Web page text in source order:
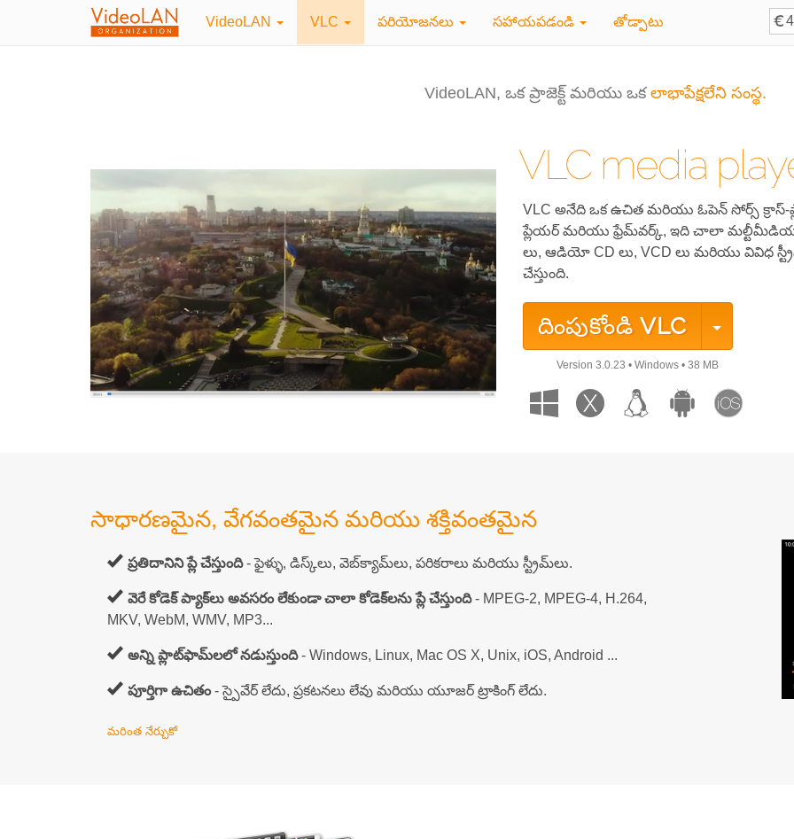
VideoLAN VLC పరియోజనలు సహాయపడండి తోడ్పాటు
VideoLAN, ఒక ప్రాజెక్ట్ మరియు ఒక లాభాపేక్షలేని సంస్థ.
VLC media
VLC అనేది ఒక ఉచిత మరియు ఓపెన్ సోర్స్
ప్లేయర్ మరియు ఫ్రేమ్‌వర్క్, ఇది చాలా
లు, ఆడియో CD లు, VCD లు మరియు వివిధ
చేస్తుంది.
దింపుకోండిVLC
Version 3.0.23 • Windows• 38 MB
సాధారణమైన, వేగవంతమైన మరియు శక్తివంతమైన
ప్రతిదానిని ప్లే చేస్తుంది- ఫైళ్ళు, డిస్క్‌లు, వెబ్‌క్యామ్‌లు, పరికరాలు మరియు స్ట్రీమ్‌లు.
వెరే కోడెక్ ప్యాక్‌లు అవసరం లేకుండా చాలా కోడెక్‌లను ప్లే చేస్తుంది- MPEG-2, MPEG-4, H.264,
MKV, WebM, WMV, MP3...
అన్ని ప్లాట్‌ఫామ్‌లలో నడుస్తుంది- Windows, Linux, Mac OS X, Unix, iOS, Android ...
పూర్తిగా ఉచితం- స్పైవేర్ లేదు, ప్రకటనలు లేవు మరియు యూజర్ ట్రాకింగ్ లేదు.
మరింత నేర్చుకో